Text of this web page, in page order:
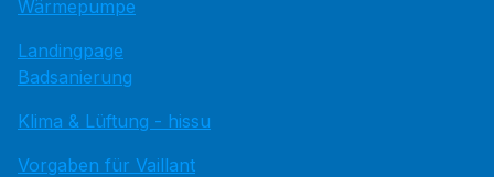
Wärmepumpe
Landingpage
Badsanierung
Klima & Lüftung - hissu
Vorgaben für Vaillant